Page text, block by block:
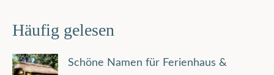
Häufig gelesen
Schöne Namen für Ferienhaus &